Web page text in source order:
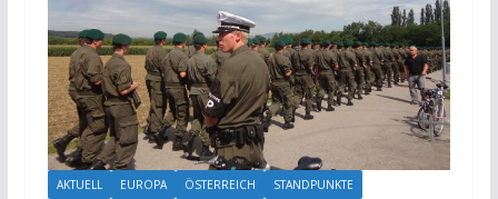
AKTUELL EUROPA ÖSTERREICH STANDPUNKTE